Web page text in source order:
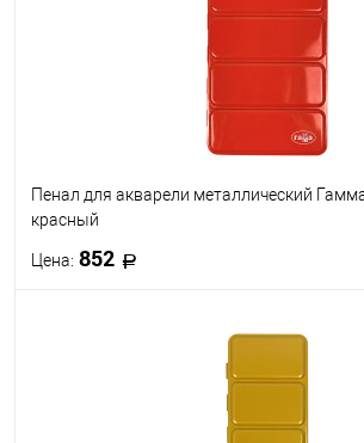
Пенал для акварели металлический
красный
Цена: 852
В корзину